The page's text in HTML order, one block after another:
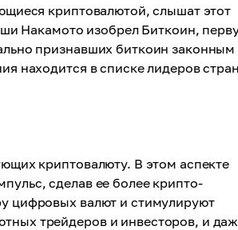
криптовалютой, слышат этот
Накамото изобрел Биткоин,
признавших биткоин законным
находится в списке лидеров
криптовалюту. В этом аспекте
сделав ее более крипто-
цифровых валют и стимулируют
трейдеров и инвесторов, и